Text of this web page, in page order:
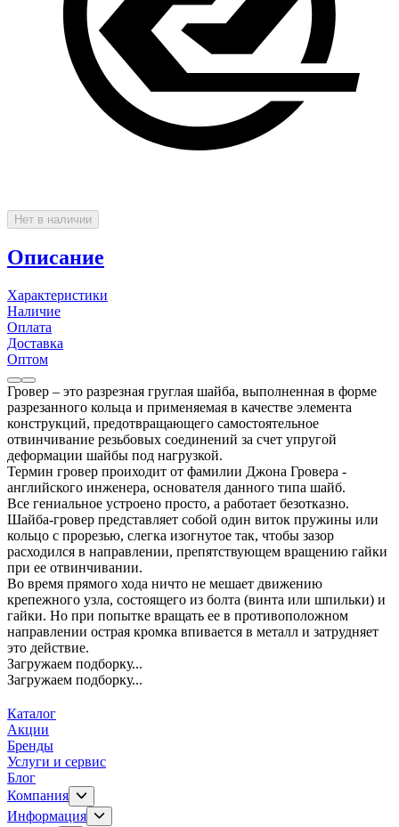
Нет в наличии
Описание
Характеристики
Наличие
Оплата
Доставка
Оптом
Гровер – это разрезная груглая шайба, выполненная в форме
разрезанного кольца и применяемая в качестве элемента
конструкций, предотвращающего самостоятельное
отвинчивание резьбовых соединений за счет упругой
деформации шайбы под нагрузкой.
Термин гровер проиходит от фамилии Джона Гровера -
английского инженера, основателя данного типа шайб.
Все гениальное устроено просто, а работает безотказно.
Шайба-гровер представляет собой один виток пружины или
кольцо с прорезью, слегка изогнутое так, чтобы зазор
расходился в направлении, препятствующем вращению гайки
при ее отвинчивании.
Во время прямого хода ничто не мешает движению
крепежного узла, состоящего из болта (винта или шпильки) и
гайки. Но при попытке вращать ее в противоположном
направлении острая кромка впивается в металл и затрудняет
это действие.
Загружаем подборку...
Загружаем подборку...
Каталог
Акции
Бренды
Услуги и сервис
Блог
Компания
Информация